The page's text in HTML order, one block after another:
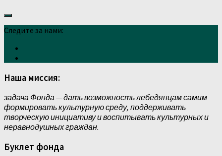
Следите за нами:
Наша миссия:
задача Фонда — дать возможность лебедянцам самим
формировать культурную среду, поддерживать
творческую инициативу и воспитывать культурных и
неравнодушных граждан.
Буклет фонда